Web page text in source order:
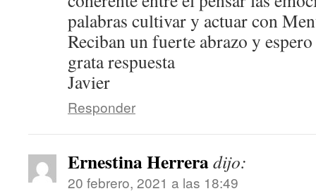
palabras cultivar y actuar con
Reciban un fuerte abrazo y
grata respuesta
Javier
Responder
Ernestina Herreradijo:
20 febrero, 2021 a las 18:49